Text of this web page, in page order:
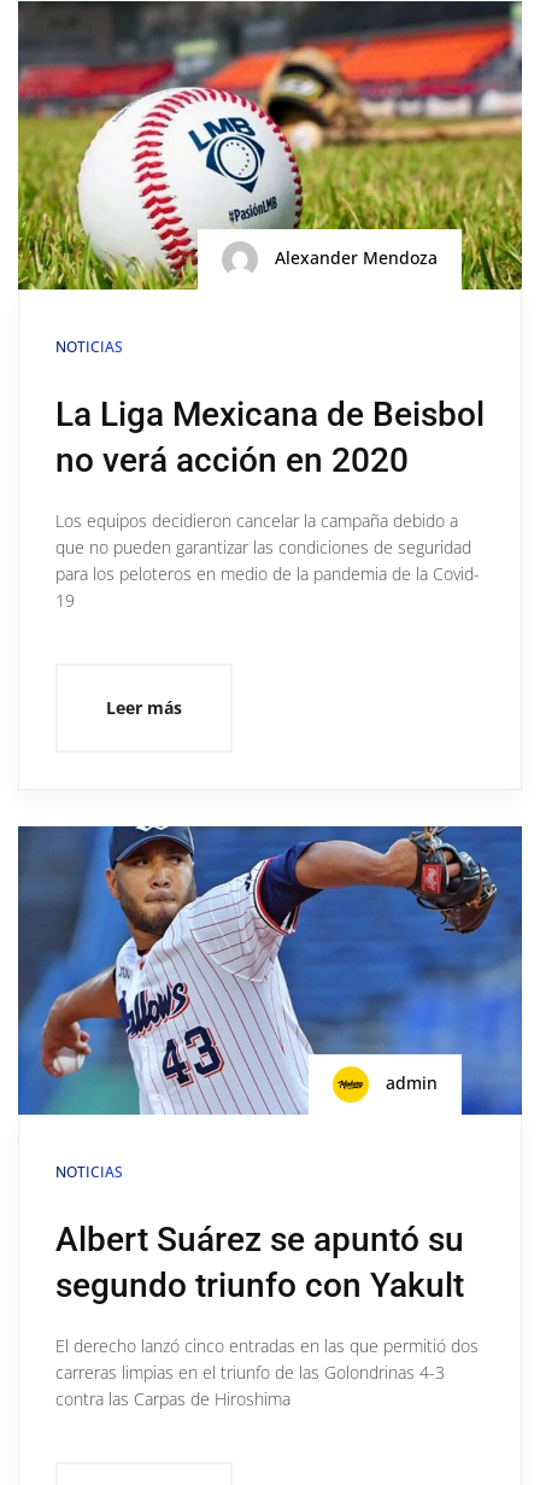
Alexander Mendoza
NOTICIAS
La Liga Mexicana de Beisbol
no verá acción en 2020
Los equipos decidieron cancelar la campaña debido a
que no pueden garantizar las condiciones de seguridad
para los peloteros en medio de la pandemia de la Covid-
19
Leer más
admin
NOTICIAS
Albert Suárez se apuntó su
segundo triunfo con Yakult
El derecho lanzó cinco entradas en las que permitió dos
carreras limpias en el triunfo de las Golondrinas 4-3
contra las Carpas de Hiroshima